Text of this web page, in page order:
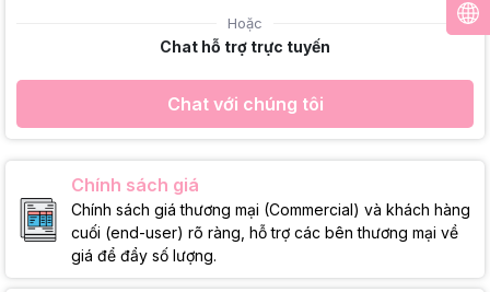
Hoặc
Chat hỗ trợ trực tuyến
Chat với chúng tôi
Chính sách giá
Chính sách giá thương mại (Commercial) và khách hàng
cuối (end-user) rõ ràng, hỗ trợ các bên thương mại về
giá để đẩy số lượng.